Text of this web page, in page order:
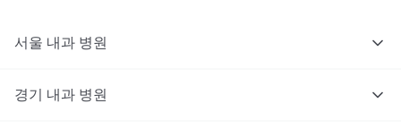
서울 내과 병원
경기 내과 병원